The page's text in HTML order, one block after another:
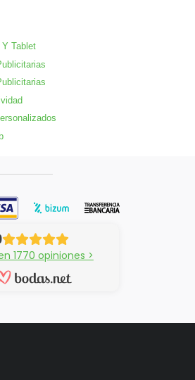
Tablet
1770 opiniones >